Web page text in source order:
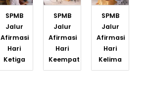
SPMB
Jalur
Afirmasi
Hari
Ketiga
SPMB
Jalur
Afirmasi
Hari
Keempat
SPMB
Jalur
Afirmasi
Hari
Kelima